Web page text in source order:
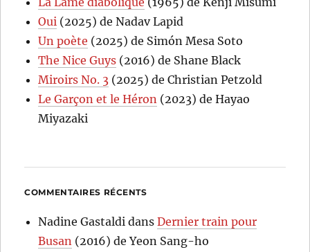
Oui (2025) de Nadav Lapid
Un poète (2025) de Simón Mesa Soto
The Nice Guys (2016) de Shane Black
Miroirs No. 3 (2025) de Christian Petzold
Le Garçon et le Héron (2023) de Hayao
Miyazaki
COMMENTAIRES RÉCENTS
Nadine Gastaldi dansDernier train pour
Busan (2016) de Yeon Sang-ho